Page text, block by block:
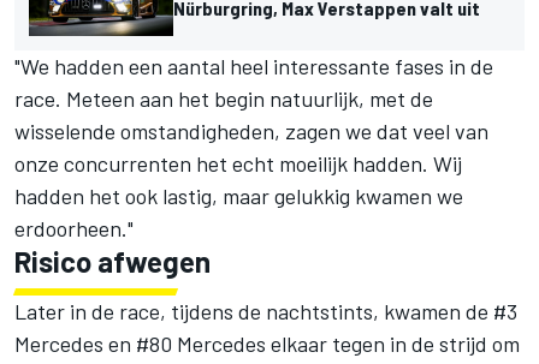
Nürburgring, Max Verstappen valt uit
"We hadden een aantal heel interessante fases in de
race. Meteen aan het begin natuurlijk, met de
wisselende omstandigheden, zagen we dat veel van
onze concurrenten het echt moeilijk hadden. Wij
hadden het ook lastig, maar gelukkig kwamen we
erdoorheen."
Risico afwegen
Later in de race, tijdens de nachtstints, kwamen de #3
Mercedes en #80 Mercedes elkaar tegen in de strijd om